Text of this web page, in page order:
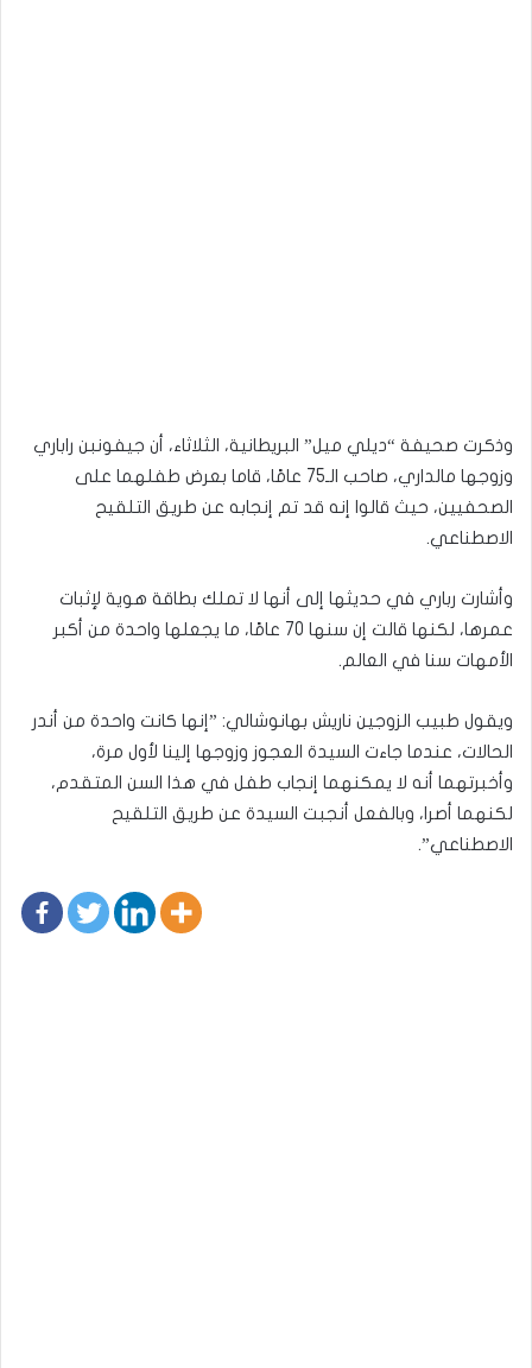
وذكرت صحيفة “ديلي ميل” البريطانية، الثلاثاء، أن جيفونبن راباري
وزوجها مالداري، صاحب الـ75 عامًا، قاما بعرض طفلهما على
الصحفيين، حيث قالوا إنه قد تم إنجابه عن طريق التلقيح
الاصطناعي.
وأشارت رباري في حديثها إلى أنها لا تملك بطاقة هوية لإثبات
عمرها، لكنها قالت إن سنها 70 عامًا، ما يجعلها واحدة من أكبر
الأمهات سنا في العالم.
ويقول طبيب الزوجين ناريش بهانوشالي: ”إنها كانت واحدة من أندر
الحالات، عندما جاءت السيدة العجوز وزوجها إلينا لأول مرة،
وأخبرتهما أنه لا يمكنهما إنجاب طفل في هذا السن المتقدم،
لكنهما أصرا، وبالفعل أنجبت السيدة عن طريق التلقيح
الاصطناعي”.